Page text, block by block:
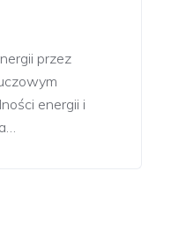
przez
energii i